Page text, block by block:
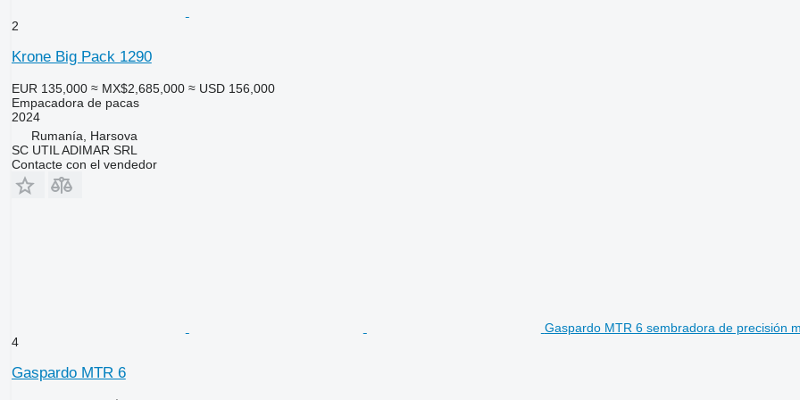
2
Krone Big Pack 1290
EUR 135,000 ≈ MX$2,685,000 ≈ USD 156,000
Empacadora de pacas
2024
Rumanía, Harsova
SC UTIL ADIMAR SRL
Contacte con el vendedor
Gaspardo MTR 6 sembradora de precisión
4
Gaspardo MTR 6